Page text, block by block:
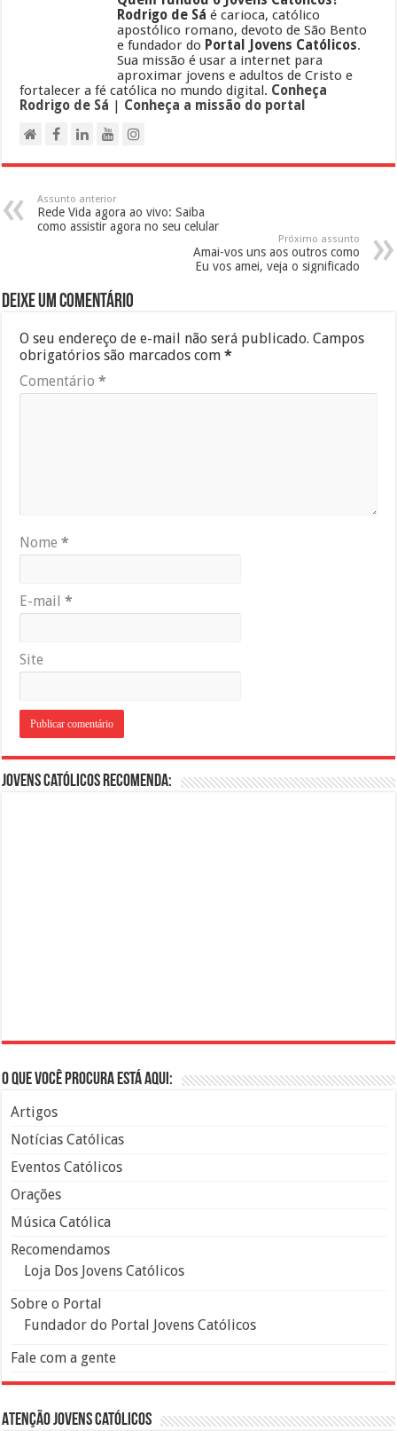
Rodrigo de Sá é carioca, católico
apostólico romano, devoto de São Bento
e fundador do Portal Jovens Católicos.
Sua missão é usar a internet para
aproximar jovens e adultos de Cristo e
fortalecer a fé católica no mundo digital. Conheça
Rodrigo de Sá | Conheça a missão do portal
Assunto anterior
Rede Vida agora ao vivo: Saiba
como assistir agora no seu celular
Próximo assunto
Amai-vos uns aos outros como
Eu vos amei, veja o significado
Deixe um comentário
O seu endereço de e-mail não será publicado. Campos
obrigatórios são marcados com*
Comentário*
Nome*
E-mail*
Site
Jovens Católicos Recomenda:
O que você procura está aqui:
Artigos
Notícias Católicas
Eventos Católicos
Orações
Música Católica
Recomendamos
Loja Dos Jovens Católicos
Sobre o Portal
Fundador do Portal Jovens Católicos
Fale com a gente
Atenção Jovens Católicos